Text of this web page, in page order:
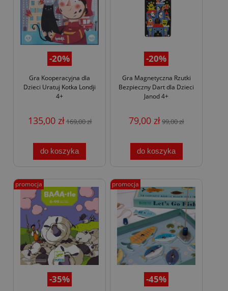
-20%
Gra Kooperacyjna dla
Dzieci Uratuj Kotka Londji
4+
135,00 zł169,00 zł
do koszyka
-20%
Gra Magnetyczna Rzutki
Bezpieczny Dart dla Dzieci
Janod 4+
79,00 zł99,00 zł
do koszyka
-35%
promocja
-45%
promocja